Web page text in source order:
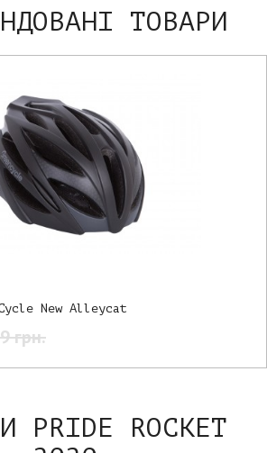
ТОВАРИ
New Alleycat
грн.
PRIDE ROCKET